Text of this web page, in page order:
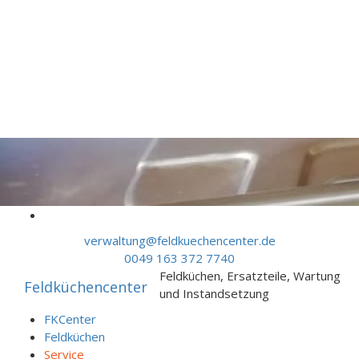
verwaltung@feldkuechencenter.de
0049 163 372 7740
Feldküchencenter
Feldküchen, Ersatzteile, Wartung
und Instandsetzung
FKCenter
Feldküchen
Service